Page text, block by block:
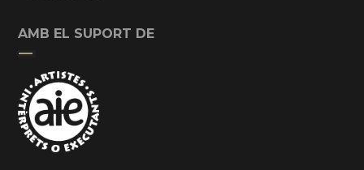
AMB EL SUPORT DE